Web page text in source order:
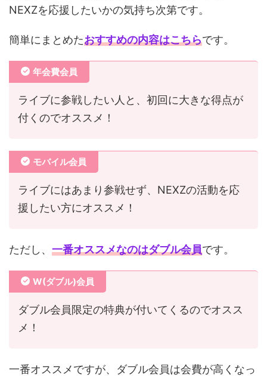
NEXZを応援したいかの気持ち次第です。
簡単にまとめたおすすめの内容はこちらです。
年会費会員
ライブに参戦したい人と、初回に大きな得点が
付くのでオススメ！
モバイル会員
ライブにはあまり参戦せず、NEXZの活動を応
援したい方にオススメ！
ただし、 一番オススメなのはダブル会員です。
W(ダブル)会員
ダブル会員限定の特典が付いてくるのでオスス
メ！
一番オススメですが、ダブル会員は会費が高くなっ